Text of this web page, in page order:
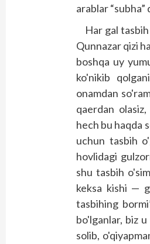
arablar
Har gal
Qunnazar qizi
boshqa uy
ko'nikib
onamdan
qaerdan
hech bu haqda
uchun tasbih
hovlidagi
shu tasbih
keksa kishi —
tasbihing
bo'lganlar, biz
solib,